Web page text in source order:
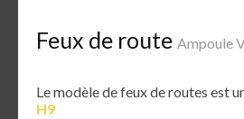
Feux de route Ampoule
Le modèle de feux de routes est
H9